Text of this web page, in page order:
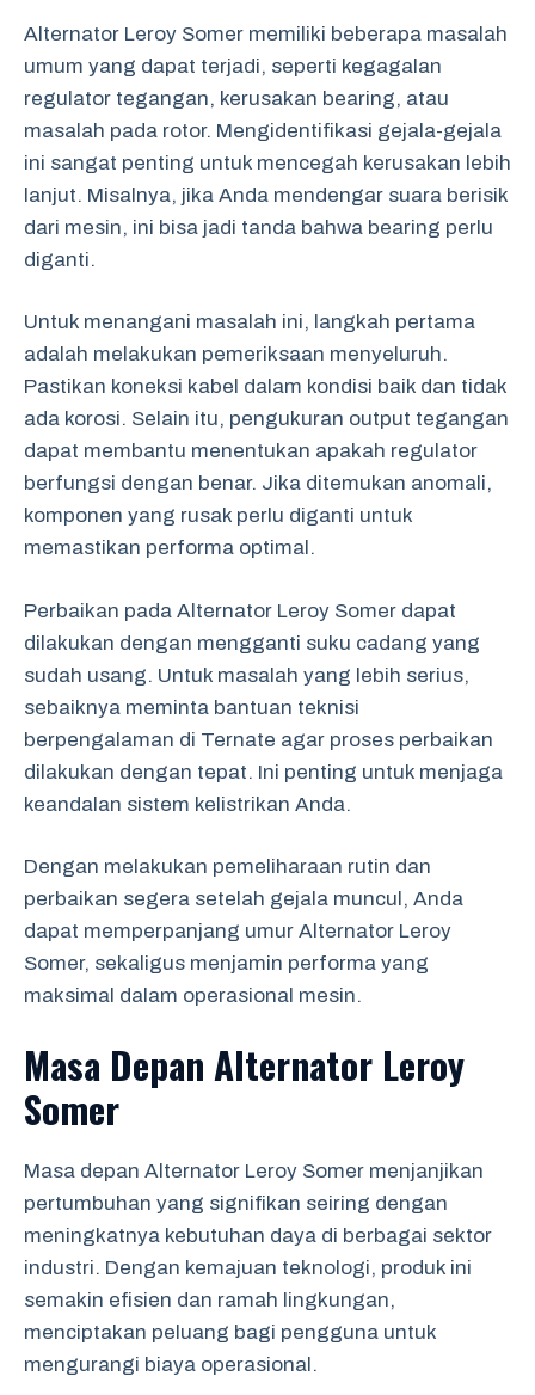
Alternator Leroy Somer memiliki beberapa masalah
umum yang dapat terjadi, seperti kegagalan
regulator tegangan, kerusakan bearing, atau
masalah pada rotor. Mengidentifikasi gejala-gejala
ini sangat penting untuk mencegah kerusakan lebih
lanjut. Misalnya, jika Anda mendengar suara berisik
dari mesin, ini bisa jadi tanda bahwa bearing perlu
diganti.
Untuk menangani masalah ini, langkah pertama
adalah melakukan pemeriksaan menyeluruh.
Pastikan koneksi kabel dalam kondisi baik dan tidak
ada korosi. Selain itu, pengukuran output tegangan
dapat membantu menentukan apakah regulator
berfungsi dengan benar. Jika ditemukan anomali,
komponen yang rusak perlu diganti untuk
memastikan performa optimal.
Perbaikan pada Alternator Leroy Somer dapat
dilakukan dengan mengganti suku cadang yang
sudah usang. Untuk masalah yang lebih serius,
sebaiknya meminta bantuan teknisi
berpengalaman di Ternate agar proses perbaikan
dilakukan dengan tepat. Ini penting untuk menjaga
keandalan sistem kelistrikan Anda.
Dengan melakukan pemeliharaan rutin dan
perbaikan segera setelah gejala muncul, Anda
dapat memperpanjang umur Alternator Leroy
Somer, sekaligus menjamin performa yang
maksimal dalam operasional mesin.
Masa Depan Alternator Leroy
Somer
Masa depan Alternator Leroy Somer menjanjikan
pertumbuhan yang signifikan seiring dengan
meningkatnya kebutuhan daya di berbagai sektor
industri. Dengan kemajuan teknologi, produk ini
semakin efisien dan ramah lingkungan,
menciptakan peluang bagi pengguna untuk
mengurangi biaya operasional.